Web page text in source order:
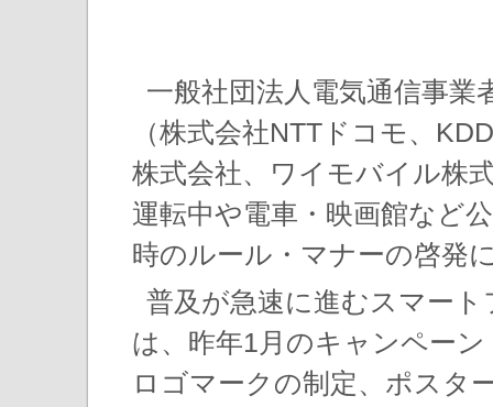
一般社団法人電気通信事業
（株式会社NTTドコモ、
株式会社、ワイモバイル株
運転中や電車・映画館など
時のルール・マナーの啓発
普及が急速に進むスマー
は、昨年1月のキャンペー
ロゴマークの制定、ポスタ